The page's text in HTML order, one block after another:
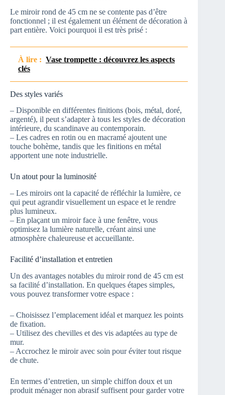
Le miroir rond de 45 cm ne se contente pas d’être
fonctionnel ; il est également un élément de décoration à
part entière. Voici pourquoi il est très prisé :
À lire : Vase trompette : découvrez les aspects
clés
Des styles variés
– Disponible en différentes finitions (bois, métal, doré,
argenté), il peut s’adapter à tous les styles de décoration
intérieure, du scandinave au contemporain.
– Les cadres en rotin ou en macramé ajoutent une
touche bohème, tandis que les finitions en métal
apportent une note industrielle.
Un atout pour la luminosité
– Les miroirs ont la capacité de réfléchir la lumière, ce
qui peut agrandir visuellement un espace et le rendre
plus lumineux.
– En plaçant un miroir face à une fenêtre, vous
optimisez la lumière naturelle, créant ainsi une
atmosphère chaleureuse et accueillante.
Facilité d’installation et entretien
Un des avantages notables du miroir rond de 45 cm est
sa facilité d’installation. En quelques étapes simples,
vous pouvez transformer votre espace :
– Choisissez l’emplacement idéal et marquez les points
de fixation.
– Utilisez des chevilles et des vis adaptées au type de
mur.
– Accrochez le miroir avec soin pour éviter tout risque
de chute.
En termes d’entretien, un simple chiffon doux et un
produit ménager non abrasif suffisent pour garder votre